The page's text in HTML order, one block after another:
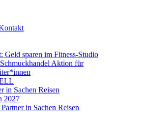
Geld sparen im Fitness-Studio
Aktion für
in Sachen Reisen
2027
in Sachen Reisen